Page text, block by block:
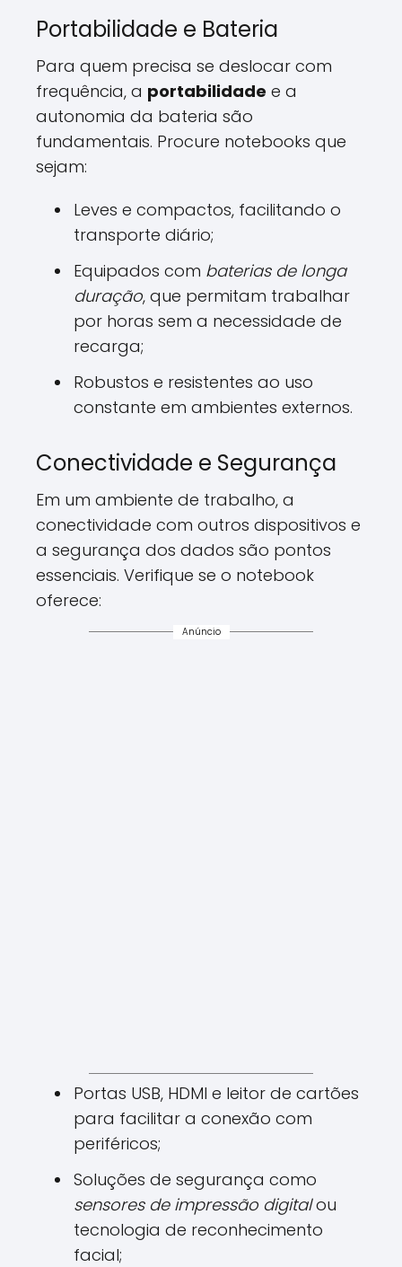
Portabilidade e Bateria
Para quem precisa se deslocar com
frequência, a portabilidade e a
autonomia da bateria são
fundamentais. Procure notebooks que
sejam:
Leves e compactos, facilitando o
transporte diário;
Equipados com baterias de longa
duração, que permitam trabalhar
por horas sem a necessidade de
recarga;
Robustos e resistentes ao uso
constante em ambientes externos.
Conectividade e Segurança
Em um ambiente de trabalho, a
conectividade com outros dispositivos e
a segurança dos dados são pontos
essenciais. Verifique se o notebook
oferece:
Anúncio
Portas USB, HDMI e leitor de cartões
para facilitar a conexão com
periféricos;
Soluções de segurança como
sensores de impressão digitalou
tecnologia de reconhecimento
facial;